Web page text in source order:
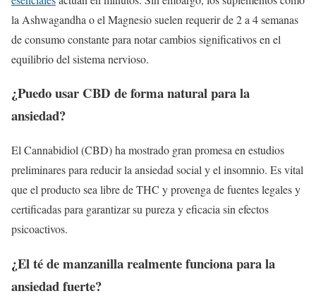
la Ashwagandha o el Magnesio suelen requerir de 2 a 4 semanas
de consumo constante para notar cambios significativos en el
equilibrio del sistema nervioso.
¿Puedo usar CBD de forma natural para la
ansiedad?
El Cannabidiol (CBD) ha mostrado gran promesa en estudios
preliminares para reducir la ansiedad social y el insomnio. Es vital
que el producto sea libre de THC y provenga de fuentes legales y
certificadas para garantizar su pureza y eficacia sin efectos
psicoactivos.
¿El té de manzanilla realmente funciona para la
ansiedad fuerte?